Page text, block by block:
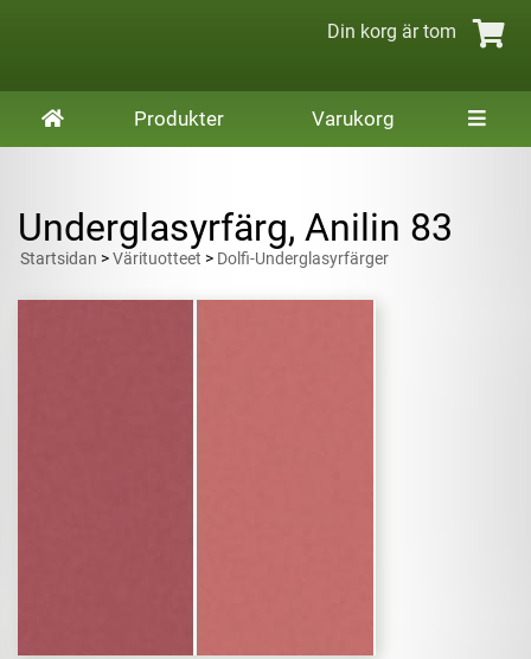
Din korg är tom
Produkter Varukorg
Underglasyrfärg, Anilin 83
Startsidan >Värituotteet > Dolfi-Underglasyrfärger